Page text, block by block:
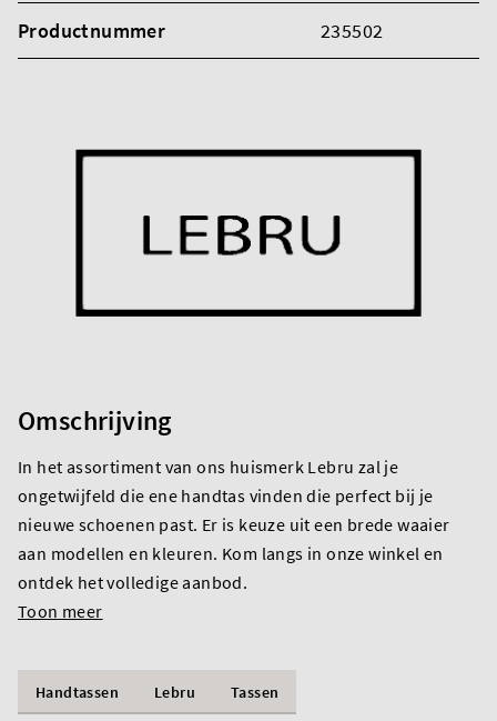
Productnummer 235502
Omschrijving
In het assortiment van ons huismerk Lebru zal je
ongetwijfeld die ene handtas vinden die perfect bij je
nieuwe schoenen past. Er is keuze uit een brede waaier
aan modellen en kleuren. Kom langs in onze winkel en
ontdek het volledige aanbod.
Toon meer
Handtassen Lebru Tassen